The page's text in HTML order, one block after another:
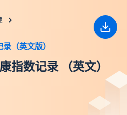
（英文版）
指数记录 （英文）
下载